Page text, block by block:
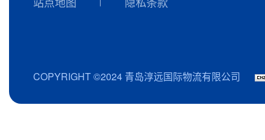
COPYRIGHT ©2024 青岛淳远国际物流有限公司